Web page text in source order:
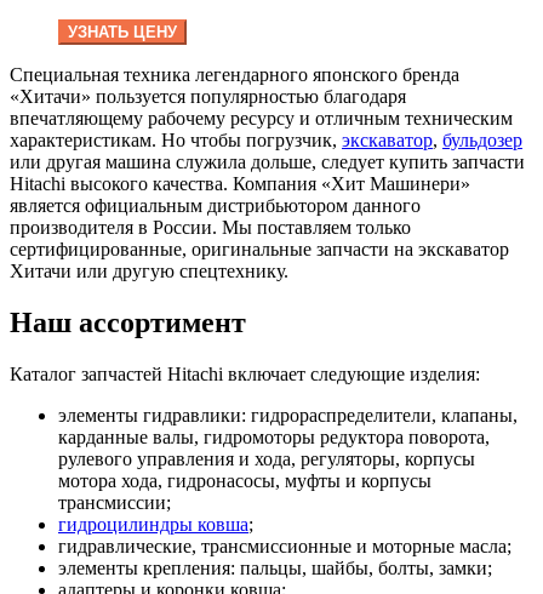
УЗНАТЬ ЦЕНУ
Специальная техника легендарного японского бренда
«Хитачи» пользуется популярностью благодаря
впечатляющему рабочему ресурсу и отличным техническим
характеристикам. Но чтобы погрузчик, экскаватор, бульдозер
или другая машина служила дольше, следует купить запчасти
Hitachi высокого качества. Компания «Хит Машинери»
является официальным дистрибьютором данного
производителя в России. Мы поставляем только
сертифицированные, оригинальные запчасти на экскаватор
Хитачи или другую спецтехнику.
Наш ассортимент
Каталог запчастей Hitachi включает следующие изделия:
элементы гидравлики: гидрораспределители, клапаны,
карданные валы, гидромоторы редуктора поворота,
рулевого управления и хода, регуляторы, корпусы
мотора хода, гидронасосы, муфты и корпусы
трансмиссии;
гидроцилиндры ковша;
гидравлические, трансмиссионные и моторные масла;
элементы крепления: пальцы, шайбы, болты, замки;
адаптеры и коронки ковша;